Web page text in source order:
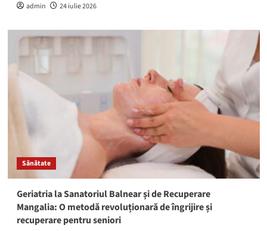
admin 24 iulie 2026
Sănătate
Geriatria la Sanatoriul Balnear și de Recuperare
Mangalia: O metodă revoluționară de îngrijire și
recuperare pentru seniori